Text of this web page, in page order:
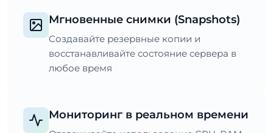
Мгновенные снимки (Snapshots)
Создавайте резервные копии и
восстанавливайте состояние сервера в
любое время
Мониторинг в реальном времени